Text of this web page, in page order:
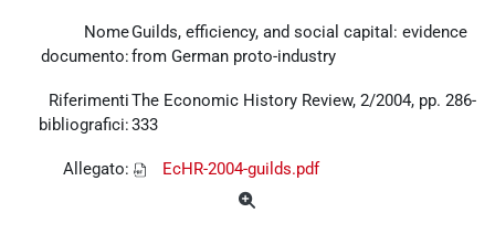
Nome
documento:
Guilds, efficiency, and social capital: evidence
from German proto-industry
Riferimenti
bibliografici:
The Economic History Review, 2/2004, pp. 286-
333
Allegato: EcHR-2004-guilds.pdf